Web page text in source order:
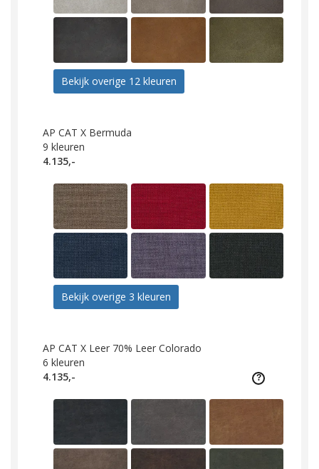
Bekijk overige 12 kleuren
AP CAT X Bermuda
9 kleuren
4.135,-
Bekijk overige 3 kleuren
AP CAT X Leer 70% Leer Colorado
6 kleuren
4.135,-